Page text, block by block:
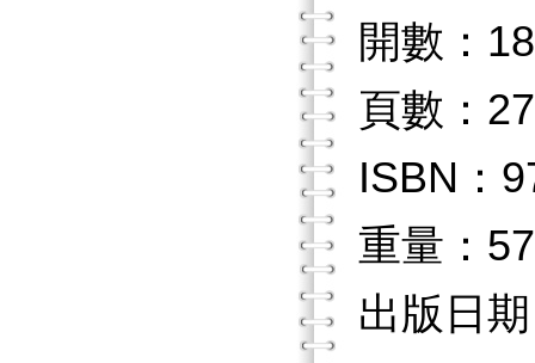
開數：18
頁數：
ISBN：
重量：
出版日